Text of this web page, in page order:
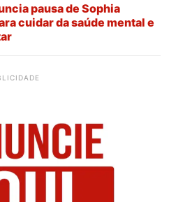
pausa de Sophia
cuidar da saúde mental e